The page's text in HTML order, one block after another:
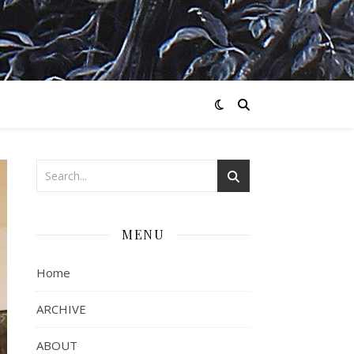
MENU
Home
ARCHIVE
ABOUT